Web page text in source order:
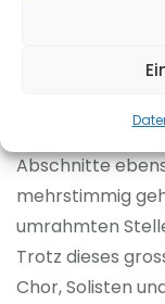
in recht hohen
Gerade hier
zum Tragen,
Abschnitte
mehrstimmig
umrahmten
Trotz dieses
Chor, Solisten